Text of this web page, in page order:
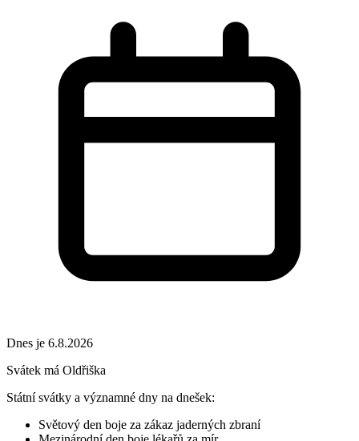
Dnes je 6.8.2026
Svátek má Oldřiška
Státní svátky a významné dny na dnešek:
Světový den boje za zákaz jaderných zbraní